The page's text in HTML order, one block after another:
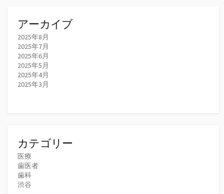
アーカイブ
2025年8月
2025年7月
2025年6月
2025年5月
2025年4月
2025年3月
カテゴリー
医療
歯医者
歯科
渋谷